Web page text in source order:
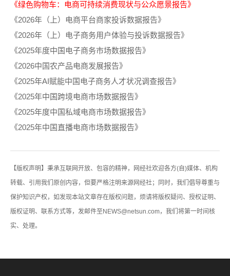
《绿色购物车：电商可持续消费现状与公众愿景报告》
《2026年（上）电商平台商家投诉数据报告》
《2026年（上）电子商务用户体验与投诉数据报告》
《2025年度中国电子商务市场数据报告》
《2026中国农产品电商发展报告》
《2025年AI赋能中国电子商务人才状况调查报告》
《2025年中国跨境电商市场数据报告》
《2025年度中国私域电商市场数据报告》
《2025年中国直播电商市场数据报告》
【版权声明】秉承互联网开放、包容的精神，网经社欢迎各方(自)媒体、机构
转载、引用我们原创内容，但要严格注明来源网经社；同时，我们倡导尊重与
保护知识产权，如发现本站文章存在版权问题，烦请将版权疑问、授权证明、
版权证明、联系方式等，发邮件至NEWS@netsun.com，我们将第一时间核
实、处理。